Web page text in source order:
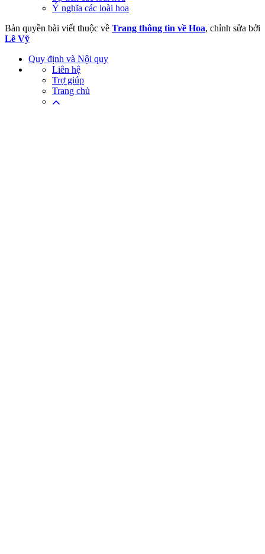
Ý nghĩa các loài hoa
Bản quyền bài viết thuộc về Trang thông tin về Hoa, chỉnh sửa bởi
Lê Vỹ
Quy định và Nội quy
Liên hệ
Trợ giúp
Trang chủ